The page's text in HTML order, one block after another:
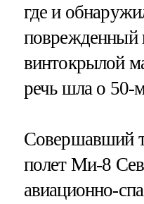
где и
поврежденный
винтокрылой
речь шла о 50-
Совершавший
полет Ми-8
авиационно-